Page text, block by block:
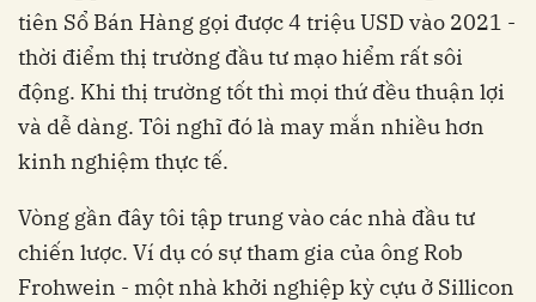
tiên Sổ Bán Hàng gọi được 4 triệu USD vào 2021 -
thời điểm thị trường đầu tư mạo hiểm rất sôi
động. Khi thị trường tốt thì mọi thứ đều thuận lợi
và dễ dàng. Tôi nghĩ đó là may mắn nhiều hơn
kinh nghiệm thực tế.
Vòng gần đây tôi tập trung vào các nhà đầu tư
chiến lược. Ví dụ có sự tham gia của ông Rob
Frohwein - một nhà khởi nghiệp kỳ cựu ở Sillicon